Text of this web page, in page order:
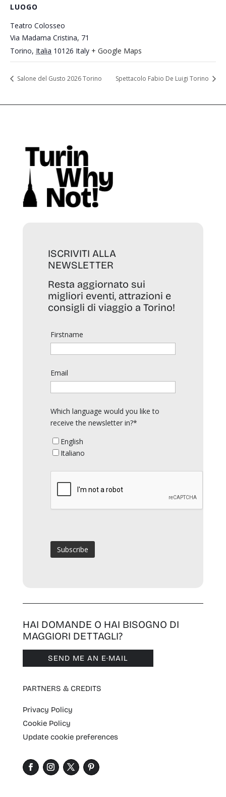
LUOGO
Teatro Colosseo
Via Madama Cristina, 71
Torino, Italia 10126 Italy + Google Maps
Salone del Gusto 2026 Torino Spettacolo Fabio De Luigi Torino
ISCRIVITI ALLA
NEWSLETTER
Resta aggiornato sui
migliori eventi, attrazioni e
consigli di viaggio a Torino!
Firstname
Email
Which language would you like to
receive the newsletter in?*
English
Italiano
HAI DOMANDE O HAI BISOGNO DI
MAGGIORI DETTAGLI?
SEND ME AN E·MAIL
PARTNERS & CREDITS
Privacy Policy
Cookie Policy
Update cookie preferences